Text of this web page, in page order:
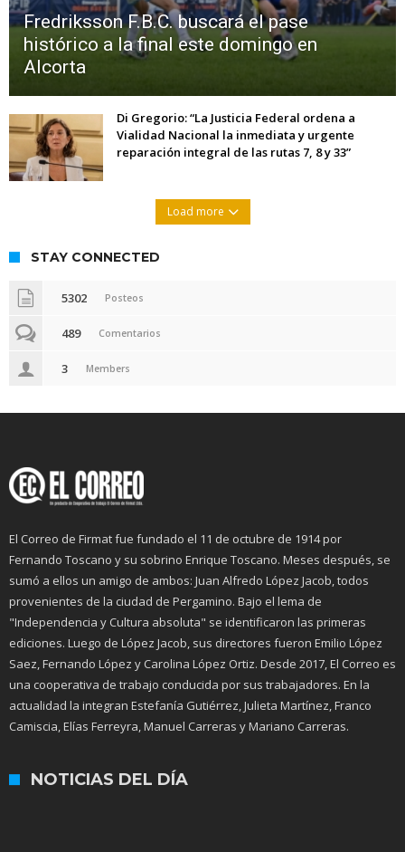
Fredriksson F.B.C. buscará el pase
histórico a la final este domingo en
Alcorta
Di Gregorio: “La Justicia Federal ordena a
Vialidad Nacional la inmediata y urgente
reparación integral de las rutas 7, 8 y 33”
Load more
STAY CONNECTED
5302 Posteos
489 Comentarios
3 Members
El Correo de Firmat fue fundado el 11 de octubre de 1914 por
Fernando Toscano y su sobrino Enrique Toscano. Meses después, se
sumó a ellos un amigo de ambos: Juan Alfredo López Jacob, todos
provenientes de la ciudad de Pergamino. Bajo el lema de
"Independencia y Cultura absoluta" se identificaron las primeras
ediciones. Luego de López Jacob, sus directores fueron Emilio López
Saez, Fernando López y Carolina López Ortiz. Desde 2017, El Correo es
una cooperativa de trabajo conducida por sus trabajadores. En la
actualidad la integran Estefanía Gutiérrez, Julieta Martínez, Franco
Camiscia, Elías Ferreyra, Manuel Carreras y Mariano Carreras.
NOTICIAS DEL DÍA